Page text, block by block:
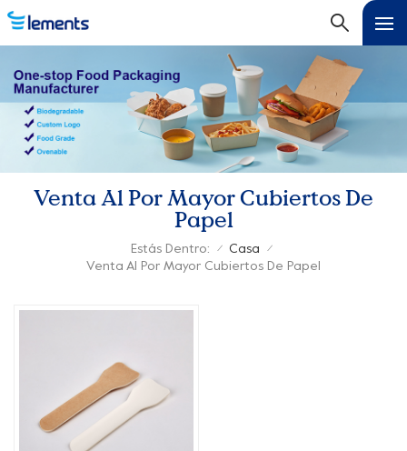
Venta Al Por Mayor Cubiertos De
Papel
Estás Dentro: / Casa /
Venta Al Por Mayor Cubiertos De Papel